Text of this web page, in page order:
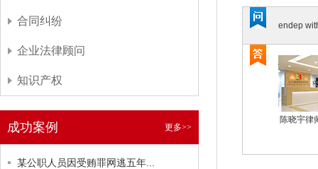
合同纠纷
企业法律顾问
知识产权
成功案例 更多>>
某公职人员因受贿罪网逃五年...
endep
陈晓宇律